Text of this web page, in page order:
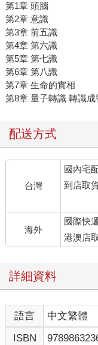
第1章 頭腦
第2章 意識
第3章 前五識
第4章 第六識
第5章 第七識
第6章 第八識
第7章 生命的實相
第8章 量子轉識 轉識成
配送方式
台灣
國內宅
到店取
海外
國際快
港澳店
詳細資料
語言 中文繁體
ISBN